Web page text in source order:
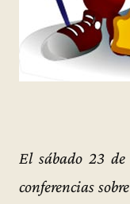
El sábado 23
conferencias